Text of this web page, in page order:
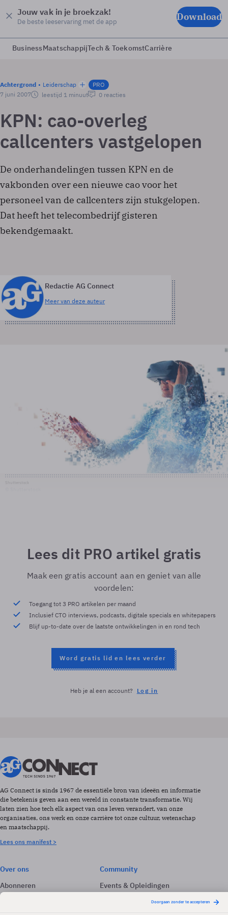
Jouw vak in je broekzak!
De beste leeservaring met de app Download
BusinessMaatschappijTech & ToekomstCarrière
Achtergrond Leiderschap
PRO
7 juni 2007
leestijd 1 minuut 0 reacties
KPN: cao-overleg
callcenters vastgelopen
De onderhandelingen tussen KPN en de
vakbonden over een nieuwe cao voor het
personeel van de callcenters zijn stukgelopen.
Dat heeft het telecombedrijf gisteren
bekendgemaakt.
Redactie AG Connect
Meer van deze auteur
Lees dit PRO artikel gratis
Maak een gratis account aan en geniet van alle
voordelen:
Toegang tot 3 PRO artikelen per maand
Inclusief CTO interviews, podcasts, digitale specials en whitepapers
Blijf up-to-date over de laatste ontwikkelingen in en rond tech
Word gratis lid en lees verder
Heb je al een account? Log in
AG Connect is sinds 1967 de essentiële bron van ideeën en informatie
die betekenis geven aan een wereld in constante transformatie. Wij
laten zien hoe tech elk aspect van ons leven verandert, van onze
organisaties, ons werk en onze carrière tot onze cultuur, wetenschap
en maatschappij.
Lees ons manifest >
Over ons
Abonneren
Adverteren
Community
Events & Opleidingen